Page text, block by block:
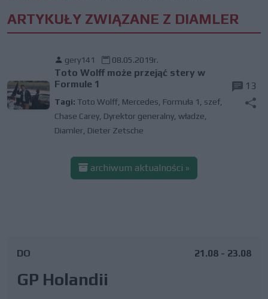
ARTYKUŁY ZWIĄZANE Z DIAMLER
gery141 08.05.2019r.
Toto Wolff może przejąć stery w
Formule 1
Tagi: Toto Wolff, Mercedes Formuła 1 szef,
Chase Carey, Dyrektor generalny, władze
Diamler Dieter Zetsche
13
archiwum aktualności »
DO
GP Holandii
21.08 - 23.08